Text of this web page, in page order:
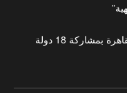
بمشاركة 18 دولة